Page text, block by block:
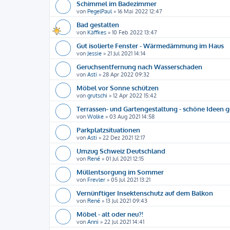
Schimmel im Badezimmer
von PegelPaul» 16 Mai 2022 12:47
Bad gestalten
von Käffkes » 10 Feb 2022 13:47
Gut isolierte Fenster - Wärmedämmung im Haus
von Jessie » 21 Jul 2021 14:14
Geruchsentfernung nach Wasserschaden
von Asti » 28 Apr 2022 09:32
Möbel vor Sonne schützen
von grutschi » 12 Apr 2022 15:42
Terrassen- und Gartengestaltung - schöne Ideen
von Wolke » 03 Aug 2021 14:58
Parkplatzsituationen
von Asti » 22 Dez 2021 12:17
Umzug Schweiz Deutschland
von René » 01 Jul 2021 12:15
Müllentsorgung im Sommer
von Frevler » 05 Jul 2021 13:21
Vernünftiger Insektenschutz auf dem Balkon
von René » 13 Jul 2021 09:43
Möbel - alt oder neu?!
von Anni » 22 Jul 2021 14:41